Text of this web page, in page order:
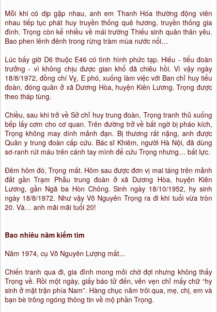
Mỗi khi có dịp gặp nhau, anh em Thanh Hóa thường động viên
nhau tiếp tục phát huy truyền thống quê hương, truyền thống gia
đình. Trọng còn kể nhiều về mái trường Thiếu sinh quân thân yêu.
Bao phen lênh đênh trong rừng tràm mùa nước nổi…
Lúc bấy giờ D6 thuộc E46 có tình hình phức tạp. Hiếu - tiểu đoàn
trưởng - vì không chịu được gian khổ đã chiêu hồi. Vì vậy ngày
18/8/1972, đồng chí Vỵ, E phó, xuống làm việc với Ban chỉ huy tiểu
đoàn, đóng quân ở xã Dương Hòa, huyện Kiên Lương. Trọng được
theo tháp tùng.
Chiều, sau khi trở về Sở chỉ huy trung đoàn, Trọng tranh thủ xuống
bếp lấy cơm cho cơ quan. Trên đường trở về bất ngờ bị pháo kích,
Trọng không may dính mảnh đạn. Bị thương rất nặng, anh được
Quân y trung đoàn cấp cứu. Bác sĩ Khiêm, người Hà Nội, đã dùng
sơ-ranh rút máu trên cánh tay mình để cứu Trọng nhưng… bất lực.
Đêm hôm đó, Trọng mất. Hôm sau được đơn vị mai táng trên mảnh
đất gần Trạm Phẫu trung đoàn ở xã Dương Hòa, huyện Kiên
Lương, gần Ngã ba Hòn Chông. Sinh ngày 18/10/1952, hy sinh
ngày 18/8/1972. Như vậy Võ Nguyên Trọng ra đi khi tuổi vừa tròn
20. Và… anh mãi mãi tuổi 20!
Bao nhiêu năm kiếm tìm
Năm 1974, cụ Võ Nguyên Lượng mất...
Chiến tranh qua đi, gia đình mong mỏi chờ đợi nhưng không thấy
Trọng về. Rồi một ngày, giấy báo tử đến, vẻn vẹn chỉ mấy chữ “hy
sinh ở mặt trận phía Nam”. Hàng chục năm trôi qua, mẹ, chị, em và
bạn bè trông ngóng thông tin về mộ phần Trọng.